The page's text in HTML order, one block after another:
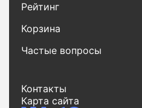
Рейтинг
Корзина
Частые вопросы
Контакты
Карта сайта